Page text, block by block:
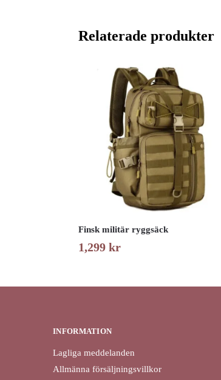
Relaterade produkter
Finsk militär ryggsäck
1,299 kr
INFORMATION
Lagliga meddelanden
Allmänna försäljningsvillkor